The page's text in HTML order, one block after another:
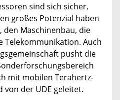
sind sich sicher,
großes Potenzial haben
Maschinenbau, die
Telekommunikation. Auch
pusht die
mit mobilen Terahertz-
der UDE geleitet.